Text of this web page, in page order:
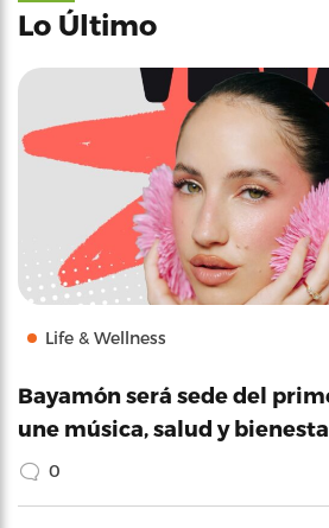
Lo Último
Life & Wellness
Bayamón será sede del
une música, salud y
0